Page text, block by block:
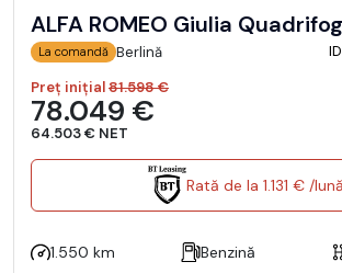
ALFA ROMEO Giulia
La comandă Berlină
Preț inițial81.598 €
78.049 €
64.503 € NET
Rată de la 1.131 € /lună
1.550 km Benzină